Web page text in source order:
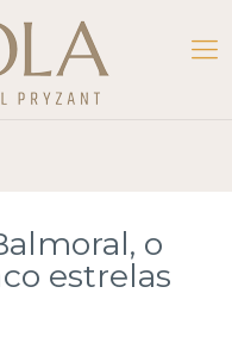
o
estrelas